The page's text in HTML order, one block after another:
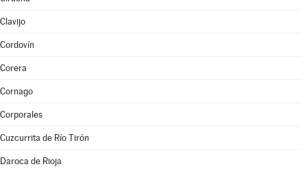
Clavijo
Cordovín
Corera
Cornago
Corporales
Cuzcurrita de Río Tirón
Daroca de Rioja